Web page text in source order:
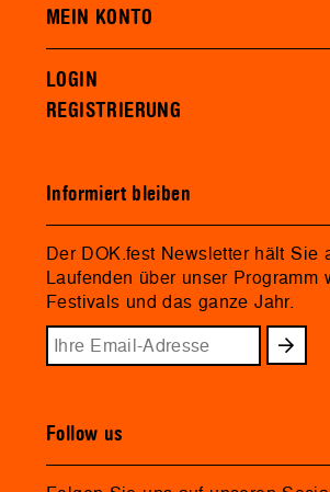
MEIN KONTO
LOGIN
REGISTRIERUNG
Informiert bleiben
Der DOK.fest Newsletter hält Sie
Laufenden über unser Programm
Festivals und das ganze Jahr.
Follow us